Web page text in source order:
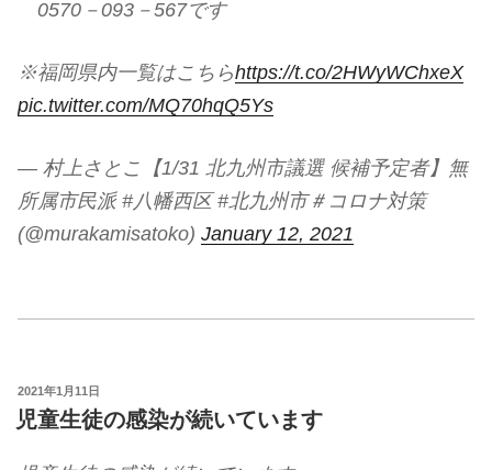
0570－093－567です
※福岡県内一覧はこちらhttps://t.co/2HWyWChxeX
pic.twitter.com/MQ70hqQ5Ys
— 村上さとこ【1/31 北九州市議選 候補予定者】無
所属市民派 #八幡西区 #北九州市＃コロナ対策
(@murakamisatoko) January 12, 2021
投
稿
日:
2021年1月11日
児童生徒の感染が続いています